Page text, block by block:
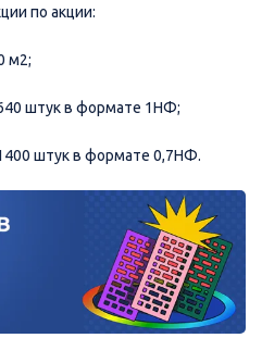
по акции:
м2;
штук в формате 1НФ;
штук в формате 0,7НФ.